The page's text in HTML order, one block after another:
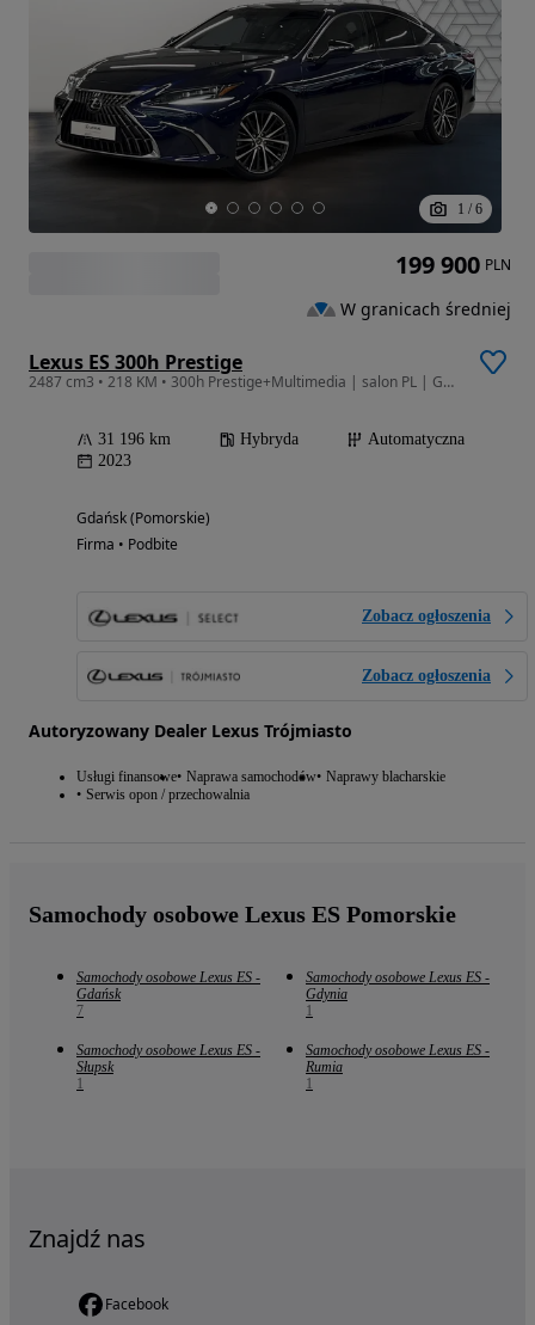
1 / 6
Lexus ES 300h Prestige
2487 cm3 • 218 KM • 300h Prestige+Multimedia | salon PL | Gwarancja | FV 23% |
31 196 km Hybryda
Automatyczna
2023
Gdańsk (Pomorskie)
Firma • Podbite
Zobacz ogłoszenia
Zobacz ogłoszenia
Autoryzowany Dealer Lexus Trójmiasto
Usługi finansowe Naprawa samochodów Naprawy blacharskie
Serwis opon / przechowalnia
199 900 PLN
W granicach średniej
Samochody osobowe Lexus ES Pomorskie
Samochody osobowe Lexus ES -
Gdańsk
7
Samochody osobowe Lexus ES -
Gdynia
1
Samochody osobowe Lexus ES -
Słupsk
1
Samochody osobowe Lexus ES -
Rumia
1
Znajdź nas
Facebook